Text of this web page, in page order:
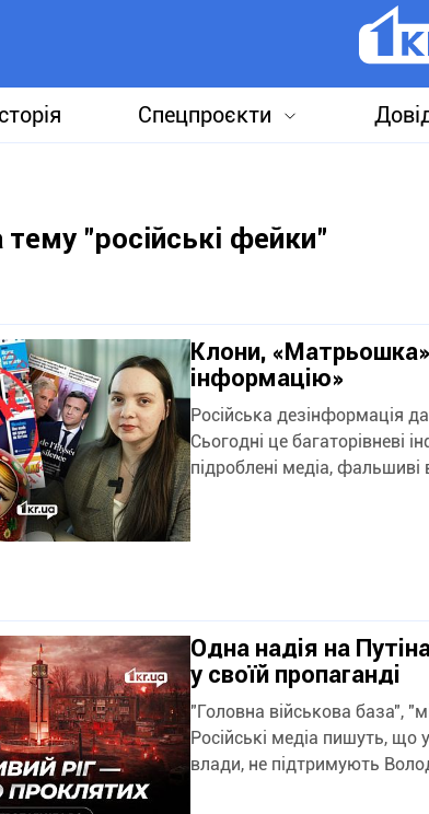
Спецпроєкти
тему "російські фейки"
Клони,
інформацію»
Російська дезінформація
Сьогодні це багаторівневі
підроблені медіа, фальшиві
Одна надія на
у своїй пропаганді
"Головна військова база",
Російські медіа пишуть, що
влади, не підтримують